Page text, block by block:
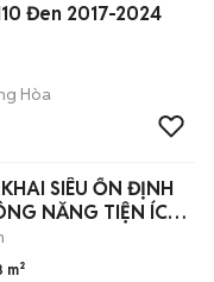
Đen 2017-2024
Hòa
SIÊU ỔN ĐỊNH
NĂNG TIỆN ÍCH
m²